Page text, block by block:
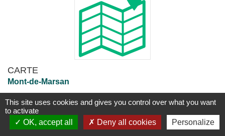
CARTE
Mont-de-Marsan
Georges Lascombes;Claude Leredde;Henri Gaussen; et al.
Paris : Centre national de la recherche scientifique;1955
1 flle
Plus d'information... Disponible
This site uses cookies and gives you control over what you want
to activate
OK, accept all
Deny all cookies Personalize